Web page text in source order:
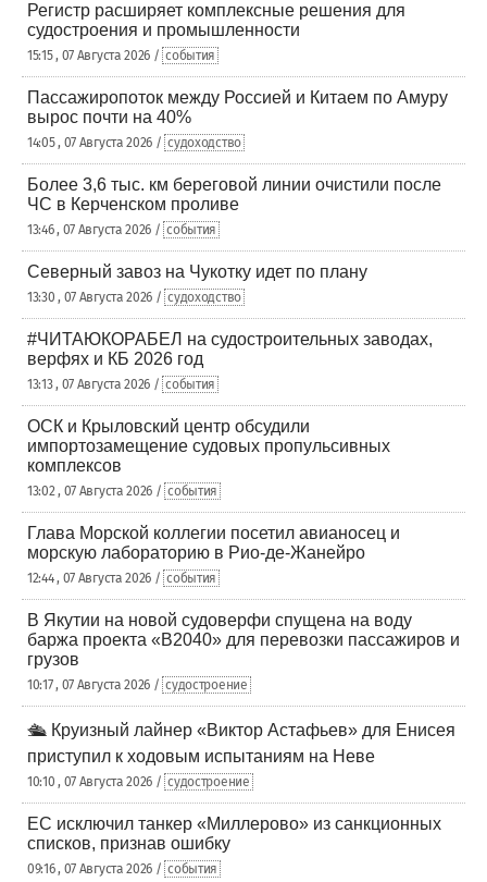
Регистр расширяет комплексные решения для
судостроения и промышленности
15:15 , 07 Августа 2026 / события
Пассажиропоток между Россией и Китаем по Амуру
вырос почти на 40%
14:05 , 07 Августа 2026 / судоходство
Более 3,6 тыс. км береговой линии очистили после
ЧС в Керченском проливе
13:46 , 07 Августа 2026 / события
Северный завоз на Чукотку идет по плану
13:30 , 07 Августа 2026 / судоходство
#ЧИТАЮКОРАБЕЛ на судостроительных заводах,
верфях и КБ 2026 год
13:13 , 07 Августа 2026 / события
ОСК и Крыловский центр обсудили
импортозамещение судовых пропульсивных
комплексов
13:02 , 07 Августа 2026 / события
Глава Морской коллегии посетил авианосец и
морскую лабораторию в Рио-де-Жанейро
12:44 , 07 Августа 2026 / события
В Якутии на новой судоверфи спущена на воду
баржа проекта «В2040» для перевозки пассажиров и
грузов
10:17 , 07 Августа 2026 / судостроение
🛳️ Круизный лайнер «Виктор Астафьев» для Енисея
приступил к ходовым испытаниям на Неве
10:10 , 07 Августа 2026 / судостроение
ЕС исключил танкер «Миллерово» из санкционных
списков, признав ошибку
09:16 , 07 Августа 2026 / события